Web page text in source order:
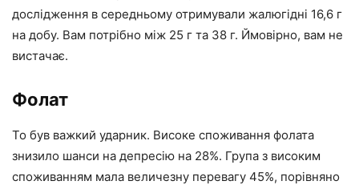
дослідження в середньому отримували жалюгідні 16,6 г
на добу. Вам потрібно між 25 г та 38 г. Ймовірно, вам не
вистачає.
Фолат
То був важкий ударник. Високе споживання фолата
знизило шанси на депресію на 28%. Група з високим
споживанням мала величезну перевагу 45%, порівняно